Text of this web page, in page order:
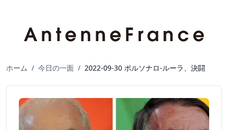
ホーム / 今日の一面 / 2022-09-30 ボルソナロ-ルーラ、決闘